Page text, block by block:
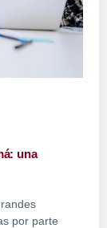
una
por parte